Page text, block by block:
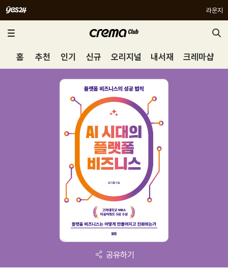
라운지
홈 추천 인기 신규 오리지널 내서재 크레마샵
공유하기